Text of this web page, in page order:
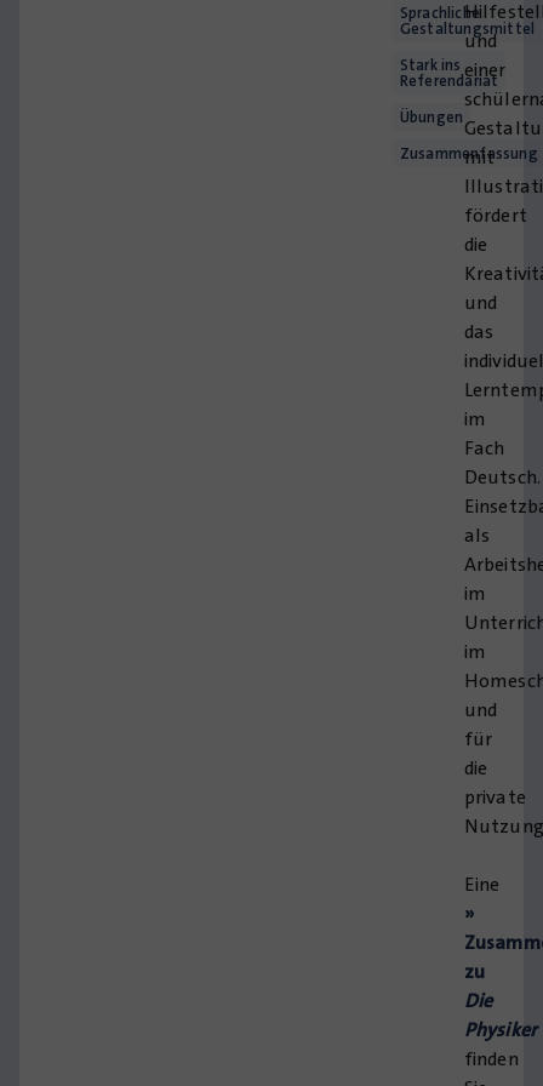
Sprachliche
Gestaltungsmittel
Stark ins
Referendariat
Übungen
Zusammenfassung
und
einer
mit
fördert
die
und
das
im
Fach
Deutsch.
als
im
im
und
für
die
private
Eine
»
zu
Die
Physiker
finden